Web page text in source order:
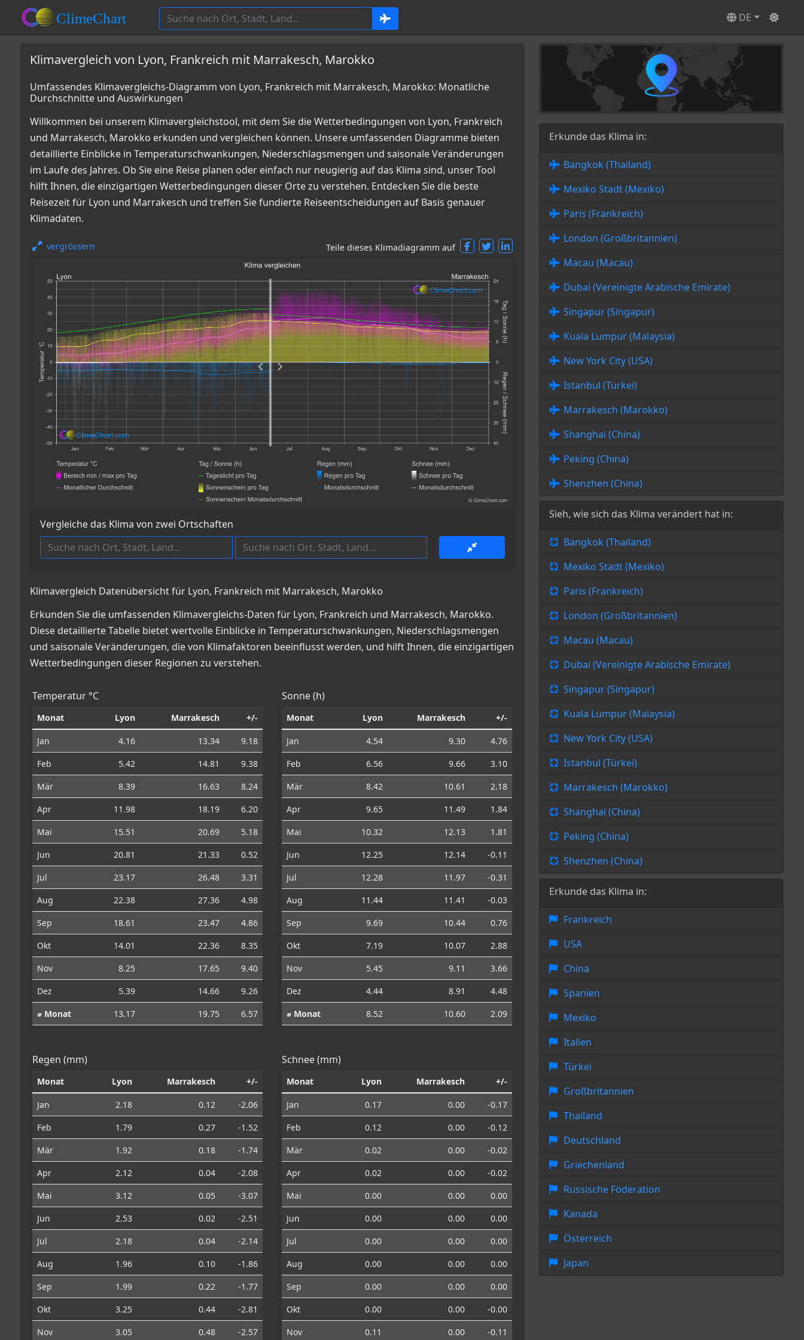
DE
Klimavergleich von Lyon, Frankreich mit Marrakesch, Marokko
Umfassendes Klimavergleichs-Diagramm von Lyon, Frankreich mit Marrakesch, Marokko: Monatliche
Durchschnitte und Auswirkungen
Willkommen bei unserem Klimavergleichstool, mit dem Sie die Wetterbedingungen von Lyon, Frankreich
und Marrakesch, Marokko erkunden und vergleichen können. Unsere umfassenden Diagramme bieten
detaillierte Einblicke in Temperaturschwankungen, Niederschlagsmengen und saisonale Veränderungen
im Laufe des Jahres. Ob Sie eine Reise planen oder einfach nur neugierig auf das Klima sind, unser Tool
hilft Ihnen, die einzigartigen Wetterbedingungen dieser Orte zu verstehen. Entdecken Sie die beste
Reisezeit für Lyon und Marrakesch und treffen Sie fundierte Reiseentscheidungen auf Basis genauer
Klimadaten.
vergrössern Teile dieses Klimadiagramm auf
Vergleiche das Klima von zwei Ortschaften
Klimavergleich Datenübersicht für Lyon, Frankreich mit Marrakesch, Marokko
Erkunden Sie die umfassenden Klimavergleichs-Daten für Lyon, Frankreich und Marrakesch, Marokko.
Diese detaillierte Tabelle bietet wertvolle Einblicke in Temperaturschwankungen, Niederschlagsmengen
und saisonale Veränderungen, die von Klimafaktoren beeinflusst werden, und hilft Ihnen, die einzigartigen
Wetterbedingungen dieser Regionen zu verstehen.
Temperatur °C
Monat Lyon Marrakesch +/-
Jan 4.16 13.34
9.18
Feb
5.42 14.81
9.38
Mär
8.39 16.63
8.24
Apr
11.98 18.19
6.20
Mai
15.51 20.69
5.18
Jun
20.81 21.33
0.52
Jul
23.17 26.48
3.31
Aug
22.38 27.36
4.98
Sep
18.61 23.47
4.86
Okt
14.01 22.36
8.35
Nov
8.25 17.65
9.40
Dez
5.39 14.66
9.26
⌀ Monat
13.17 19.75 6.57
Sonne (h)
Monat Lyon Marrakesch +/-
Jan 4.54 9.30
4.76
Feb
6.56 9.66
3.10
Mär
8.42 10.61
2.18
Apr
9.65 11.49
1.84
Mai
10.32 12.13
1.81
Jun
12.25 12.14
-0.11
Jul
12.28 11.97
-0.31
Aug
11.44 11.41
-0.03
Sep
9.69 10.44
0.76
Okt
7.19 10.07
2.88
Nov
5.45 9.11
3.66
Dez
4.44 8.91
4.48
⌀ Monat
8.52 10.60 2.09
Regen (mm)
Monat Lyon Marrakesch +/-
Jan 2.18 0.12
-2.06
Feb
1.79 0.27
-1.52
Mär
1.92 0.18
-1.74
Apr
2.12 0.04
-2.08
Mai
3.12 0.05
-3.07
Jun
2.53 0.02
-2.51
Jul
2.18 0.04
-2.14
Aug
1.96 0.10
-1.86
Sep
1.99 0.22
-1.77
Okt
3.25 0.44
-2.81
Nov
3.05 0.48 -2.57
Schnee (mm)
Monat Lyon Marrakesch +/-
Jan 0.17 0.00
-0.17
Feb
0.12 0.00
-0.12
Mär
0.02 0.00
-0.02
Apr
0.02 0.00
-0.02
Mai
0.00 0.00
0.00
Jun
0.00 0.00
0.00
Jul
0.00 0.00
0.00
Aug
0.00 0.00
0.00
Sep
0.00 0.00
0.00
Okt
0.00 0.00
-0.00
Nov
0.11 0.00 -0.11
Erkunde das Klima in:
Bangkok (Thailand)
Mexiko Stadt (Mexiko)
Paris (Frankreich)
London (Großbritannien)
Macau (Macau)
Dubai (Vereinigte Arabische Emirate)
Singapur (Singapur)
Kuala Lumpur (Malaysia)
New York City (USA)
Istanbul (Türkei)
Marrakesch (Marokko)
Shanghai (China)
Peking (China)
Shenzhen (China)
Sieh, wie sich das Klima verändert hat in:
Bangkok (Thailand)
Mexiko Stadt (Mexiko)
Paris (Frankreich)
London (Großbritannien)
Macau (Macau)
Dubai (Vereinigte Arabische Emirate)
Singapur (Singapur)
Kuala Lumpur (Malaysia)
New York City (USA)
Istanbul (Türkei)
Marrakesch (Marokko)
Shanghai (China)
Peking (China)
Shenzhen (China)
Erkunde das Klima in:
Frankreich
USA
China
Spanien
Mexiko
Italien
Türkei
Großbritannien
Thailand
Deutschland
Griechenland
Russische Föderation
Kanada
Österreich
Japan